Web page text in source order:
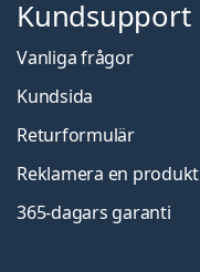
Kundsupport
Vanliga frågor
Kundsida
Returformulär
Reklamera en produkt
365-dagars garanti